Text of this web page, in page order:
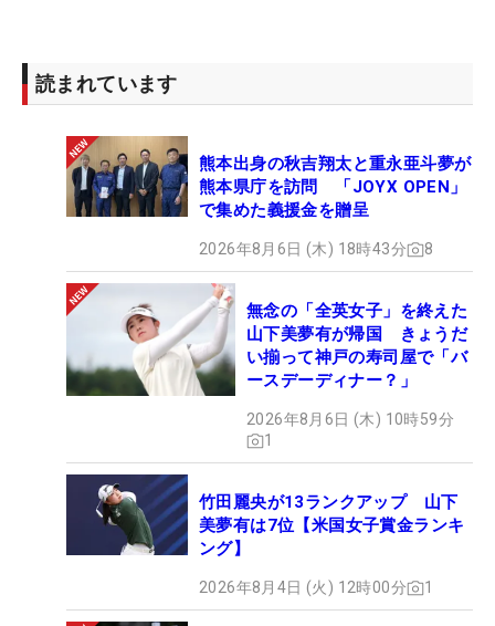
って下り。スピンをかけて止められればと思ってい
たけど、うまくスライスして入ってくれた」と約20
ルとしたが、直後の15番、16番と連続ボギーでつか
みかけた流れを終盤につなげることができなかっ
戦い終えて「やりきりました。大崩れしなかった
のは一つ、自分の中で収穫だと考えています」と途
中から強風が吹きつける中でのプレーに及第点はつ
けた。しかし、リーダーボードの上位に並ぶ名前を
見て、痛感するのは自身との差。「最終日にインビ
ーやリディアもすごく伸ばしてましたし、3日目ま
でにいいゴルフをしていても最終日に爆発的なスコ
アを出さないと、やっぱりこのツアーでは勝てな
い」。首位との7打差はそのまま世界と自分との距
離をあらわしているようだった。
読まれています
熊本出身の秋吉翔太と重永亜斗夢が
熊本県庁を訪問 「JOYX OPEN」
で集めた義援金を贈呈
2026年8月6日 (木) 18時43分 8
無念の「全英女子」を終えた
山下美夢有が帰国 きょうだ
い揃って神戸の寿司屋で「バ
ースデーディナー？」
2026年8月6日 (木) 10時59分
1
竹田麗央が13ランクアップ 山下
美夢有は7位【米国女子賞金ランキ
ング】
2026年8月4日 (火) 12時00分 1